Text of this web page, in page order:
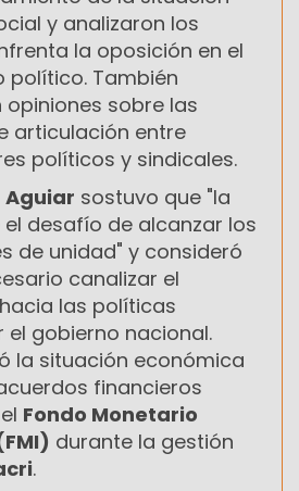
y analizaron los
la oposición en el
político. También
sobre las
articulación entre
políticos y sindicales.
Aguiar sostuvo que "la
desafío de alcanzar los
de unidad" y consideró
canalizar el
las políticas
gobierno nacional.
la situación económica
financieros
Fondo Monetario
durante la gestión
.